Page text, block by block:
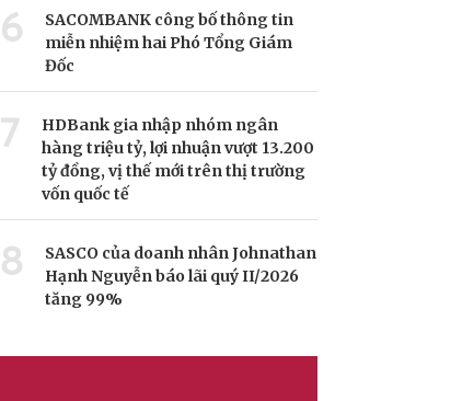
6
SACOMBANK công bố thông tin
miễn nhiệm hai Phó Tổng Giám
Đốc
7
HDBank gia nhập nhóm ngân
hàng triệu tỷ, lợi nhuận vượt 13.200
tỷ đồng, vị thế mới trên thị trường
vốn quốc tế
8
SASCO của doanh nhân Johnathan
Hạnh Nguyễn báo lãi quý II/2026
tăng 99%